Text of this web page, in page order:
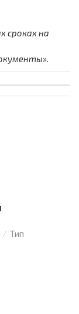
сроках на
Тип